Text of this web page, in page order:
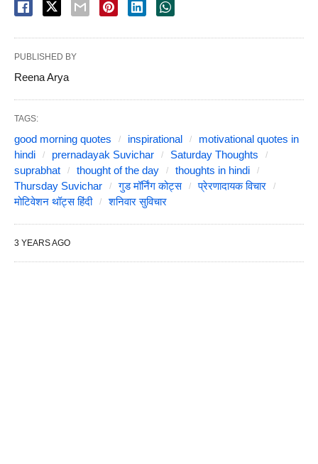
PUBLISHED BY
Reena Arya
TAGS:
good morning quotes inspirational
motivational quotes in
hindi
prernadayak Suvichar
Saturday Thoughts
suprabhat
thought of the day
thoughts in hindi
Thursday Suvichar
गुड मॉर्निंग कोट्स
प्रेरणादायक विचार
मोटिवेशन थॉट्स हिंदी
शनिवार सुविचार
3 YEARS AGO